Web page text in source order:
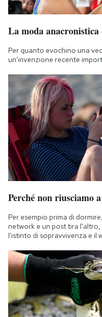
La moda
Per quanto evochino una
un'invenzione recente
Perché non riusciamo
Per esempio prima di
network e un post tira
l'istinto di sopravvivenza e il